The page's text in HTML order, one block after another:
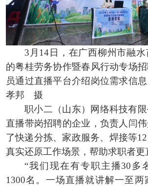
3月14日，在广西柳州市融
的粤桂劳务协作暨春风行动专场
员通过直播平台介绍岗位需求信
孝邦 摄
职小二（山东）网络科技有
直播带岗招聘的企业，负责人闫
了快递分拣、家政服务、焊接等
真实还原工作场景，帮助求职者更
“我们现在有专职主播30多
1300名。一场直播就讲解一至两